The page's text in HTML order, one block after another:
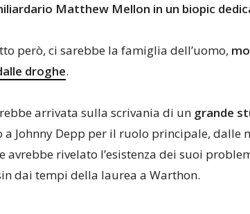
Matthew Mellon in un biopic
però, ci sarebbe la famiglia dell’uomo,
droghe.
arrivata sulla scrivania di un grande
a Johnny Depp per il ruolo principale, dalle
avrebbe rivelato l’esistenza dei suoi
dai tempi della laurea a Warthon.